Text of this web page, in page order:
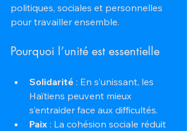
politiques, sociales et personnelles
pour travailler ensemble.
Pourquoi l’unité est essentielle
Solidarité : En s’unissant, les
Haïtiens peuvent mieux
s’entraider face aux difficultés.
Paix : La cohésion sociale réduit